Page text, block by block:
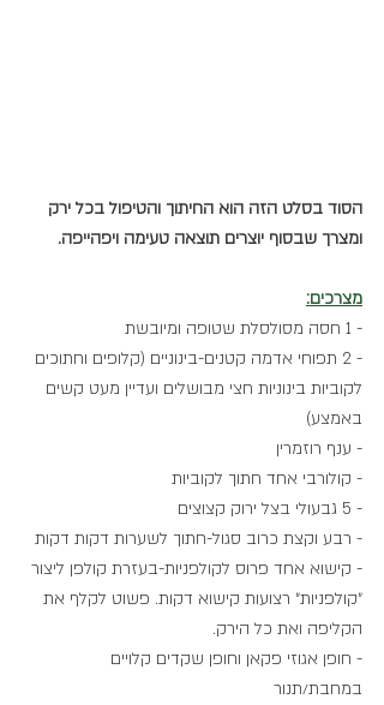
הסוד בסלט הזה הוא החיתוך והטיפול בכל ירק
ומצרך שבסוף יוצרים תוצאה טעימה ויפהייפה.
מצרכים:
- 1 חסה מסולסלת שטופה ומיובשת
- 2 תפוחי אדמה קטנים-בינוניים (קלופים וחתוכים
לקוביות בינוניות חצי מבושלים ועדיין מעט קשים
באמצע)
- ענף רוזמרין
- קולורבי אחד חתוך לקוביות
- 5 גבעולי בצל ירוק קצוצים
- רבע וקצת כרוב סגול-חתוך לשערות דקות דקות
- קישוא אחד פרוס לקולפניות-בעזרת קולפן ליצור
״קולפניות״ רצועות קישוא דקות. פשוט לקלף את
הקליפה ואת כל הירק.
- חופן אגוזי פקאן וחופן שקדים קלויים
במחבת/תנור